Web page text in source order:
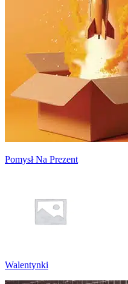
Pomysł Na Prezent
Walentynki